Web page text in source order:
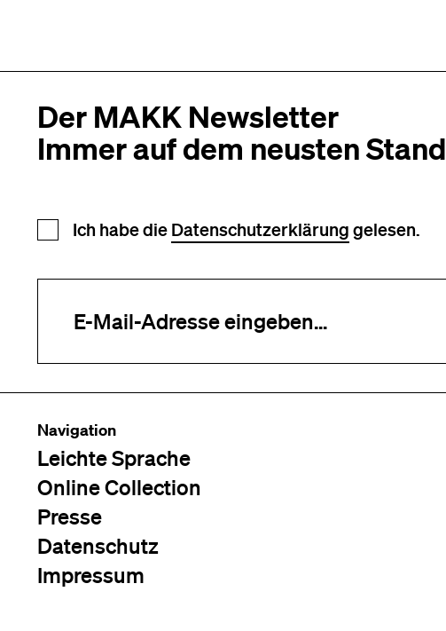
Der MAKK Newsletter
Immer auf dem neusten Stand
Newsletter Anmeldung
Ich habe die Datenschutzerklärung gelesen.
Navigation
Leichte Sprache
Online Collection
Presse
Datenschutz
Impressum